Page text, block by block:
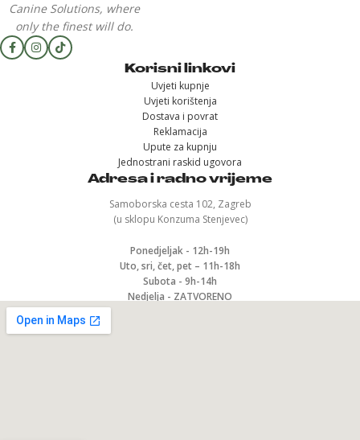
Canine Solutions, where
only the finest will do.
Korisni linkovi
Uvjeti kupnje
Uvjeti korištenja
Dostava i povrat
Reklamacija
Upute za kupnju
Jednostrani raskid ugovora
Adresa i radno vrijeme
Samoborska cesta 102, Zagreb
(u sklopu Konzuma Stenjevec)
Ponedjeljak - 12h-19h
Uto, sri, čet, pet – 11h-18h
Subota - 9h-14h
Nedjelja - ZATVORENO